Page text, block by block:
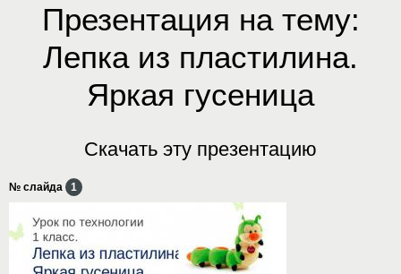
Презентация на тему:
Лепка из пластилина.
Яркая гусеница
Скачать эту презентацию
№ слайда 1